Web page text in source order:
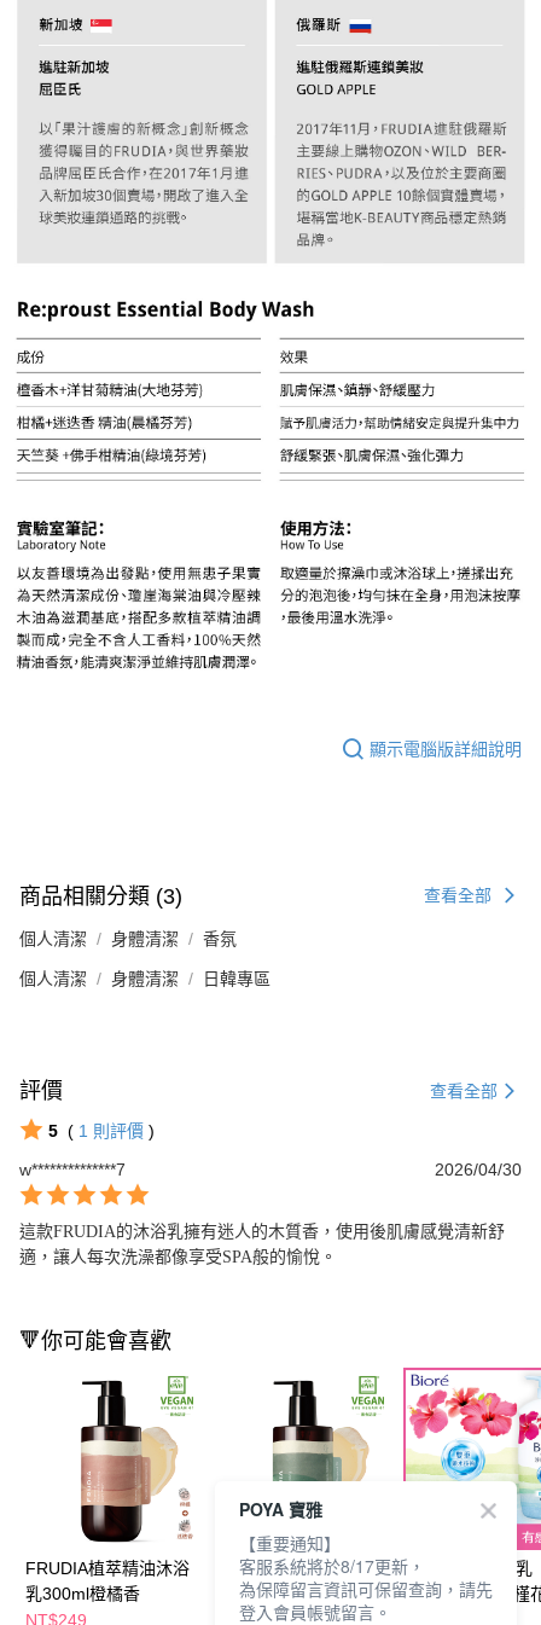
顯示電腦版詳細說明
商品相關分類 (3) 查看全部
個人清潔 身體清潔 香氛
個人清潔 身體清潔 日韓專區
評價 查看全部
5 ( 1 則評價 )
w**************7
2026/04/30
這款FRUDIA的沐浴乳擁有迷人的木質香，使用後肌膚感覺清新舒
適，讓人每次洗澡都像享受SPA般的愉悅。
🔻你可能會喜歡
FRUDIA植萃精油沐浴
乳300ml橙橘香
NT$249
FRUDIA植萃精油沐浴
乳300ml草本香
NT$249
Biore淨嫩沐浴乳
1000g-熱情木槿
POYA 寶雅
【重要通知】
客服系統將於8/17更新，
為保障留言資訊可保留查詢，請先
登入會員帳號留言。